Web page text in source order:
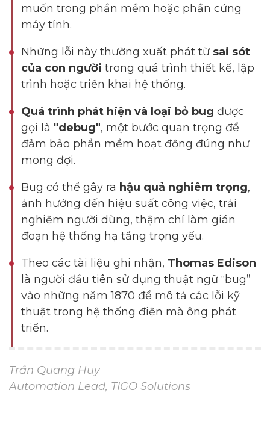
muốn trong phần mềm hoặc phần cứng
máy tính.
Những lỗi này thường xuất phát từ sai sót
của con người trong quá trình thiết kế, lập
trình hoặc triển khai hệ thống.
Quá trình phát hiện và loại bỏ bug được
gọi là "debug", một bước quan trọng để
đảm bảo phần mềm hoạt động đúng như
mong đợi.
Bug có thể gây ra hậu quả nghiêm trọng,
ảnh hưởng đến hiệu suất công việc, trải
nghiệm người dùng, thậm chí làm gián
đoạn hệ thống hạ tầng trọng yếu.
Theo các tài liệu ghi nhận, Thomas Edison
là người đầu tiên sử dụng thuật ngữ “bug”
vào những năm 1870 để mô tả các lỗi kỹ
thuật trong hệ thống điện mà ông phát
triển.
Trần Quang Huy
Automation Lead, TIGO Solutions